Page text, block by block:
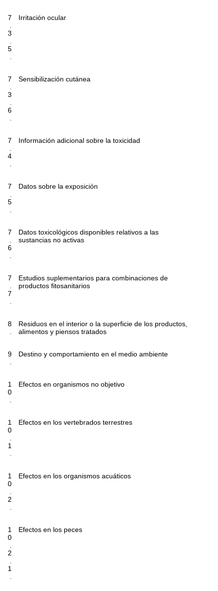
7
.
3
.
5
.
Irritación ocular
7
.
3
.
6
.
Sensibilización cutánea
7
.
4
.
Información adicional sobre la toxicidad
7
.
5
.
Datos sobre la exposición
7
.
6
.
Datos toxicológicos disponibles relativos a las
sustancias no activas
7
.
7
.
Estudios suplementarios para combinaciones de
productos fitosanitarios
8
.
Residuos en el interior o la superficie de los productos,
alimentos y piensos tratados
9
.
Destino y comportamiento en el medio ambiente
1
0
.
Efectos en organismos no objetivo
1
0
.
1
.
Efectos en los vertebrados terrestres
1
0
.
2
.
Efectos en los organismos acuáticos
1
0
.
2
.
1
.
Efectos en los peces